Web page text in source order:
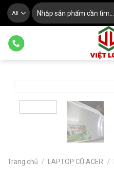
Skip
Tìm
kiếm:
Trang chủ / LAPTOP CŨ ACER /